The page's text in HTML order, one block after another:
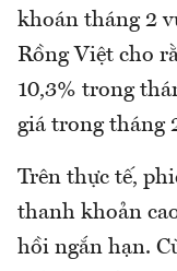
khoán tháng 2
Rồng Việt cho
10,3% trong
giá trong tháng
Trên thực tế,
thanh khoản
hồi ngắn hạn.